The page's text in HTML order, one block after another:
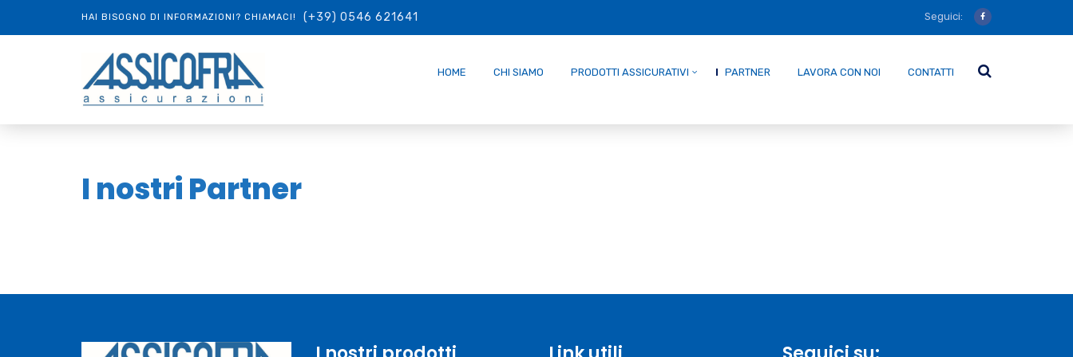
HAI BISOGNO DI INFORMAZIONI? CHIAMACI! (+39) 0546 621641 Seguici:
HOME CHI SIAMO PRODOTTI ASSICURATIVI PARTNER LAVORA CON NOI CONTATTI
I nostri Partner